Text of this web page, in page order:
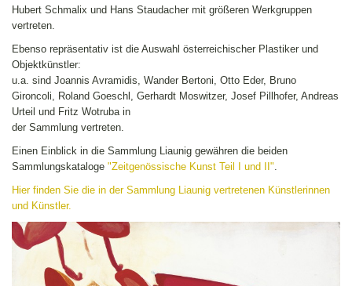
Hubert Schmalix und Hans Staudacher mit größeren Werkgruppen
vertreten.
Ebenso repräsentativ ist die Auswahl österreichischer Plastiker und
Objektkünstler:
u.a. sind Joannis Avramidis, Wander Bertoni, Otto Eder, Bruno
Gironcoli, Roland Goeschl, Gerhardt Moswitzer, Josef Pillhofer, Andreas
Urteil und Fritz Wotruba in
der Sammlung vertreten.
Einen Einblick in die Sammlung Liaunig gewähren die beiden
Sammlungskataloge "Zeitgenössische Kunst Teil I und II"
Hier finden Sie die in der Sammlung Liaunig vertretenen Künstlerinnen
und Künstler.